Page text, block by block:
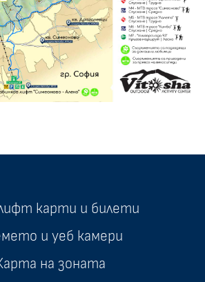
карти и билети
и уеб камери
на зоната